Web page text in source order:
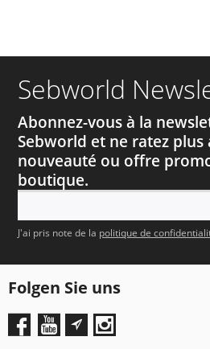
Sebworld
Abonnez-vous à la
Sebworld et ne ratez plus
nouveauté ou offre
boutique.
J'ai pris note de la politique de
Folgen Sie uns